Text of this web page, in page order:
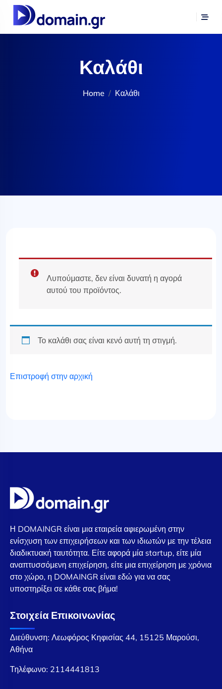
Καλάθι
Home Καλάθι
Λυπούμαστε, δεν είναι δυνατή η αγορά
αυτού του προϊόντος.
Το καλάθι σας είναι κενό αυτή τη στιγμή.
Επιστροφή στην αρχική
Η DOMAINGR είναι μια εταιρεία αφιερωμένη στην
ενίσχυση των επιχειρήσεων και των ιδιωτών με την τέλεια
διαδικτυακή ταυτότητα. Είτε αφορά μία startup, είτε μία
αναπτυσσόμενη επιχείρηση, είτε μια επιχείρηση με χρόνια
στο χώρο, η DOMAINGR είναι εδώ για να σας
υποστηρίξει σε κάθε σας βήμα!
Στοιχεία Επικοινωνίας
Διεύθυνση: Λεωφόρος Κηφισίας 44, 15125 Μαρούσι,
Αθήνα
Τηλέφωνο: 2114441813